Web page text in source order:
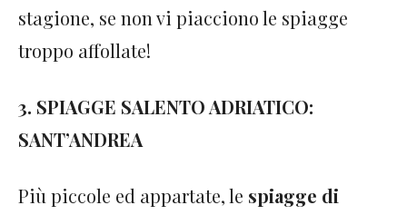
stagione, se non vi piacciono le spiagge
troppo affollate!
3. SPIAGGE SALENTO ADRIATICO:
SANT’ANDREA
Più piccole ed appartate, le spiagge di